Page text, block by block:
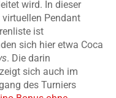
wird. In dieser
Pendant
ist
sich hier etwa Coca
. Die darin
sich auch im
des Turniers